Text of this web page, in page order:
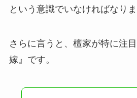
という意識でいなければなりま
さらに言うと、檀家が特に注
嫁』です。